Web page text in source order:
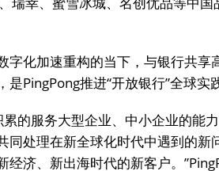
字化加速重构的当下，与银行共享
PingPong推进“开放银行”全球实
的服务大型企业、中小企业的能
同处理在新全球化时代中遇到的新
经济、新出海时代的新客户。